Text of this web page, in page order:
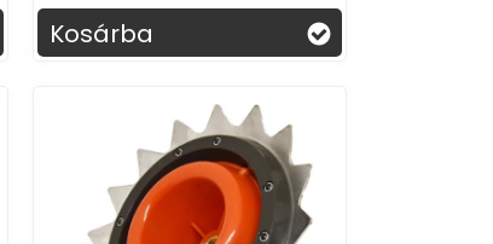
Kosárba